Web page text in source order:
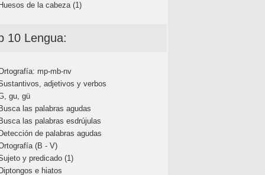
de la cabeza (1)
10 Lengua:
mp-mb-nv
adjetivos y verbos
gu, gü
las palabras agudas
las palabras esdrújulas
de palabras agudas
(B - V)
y predicado (1)
e hiatos